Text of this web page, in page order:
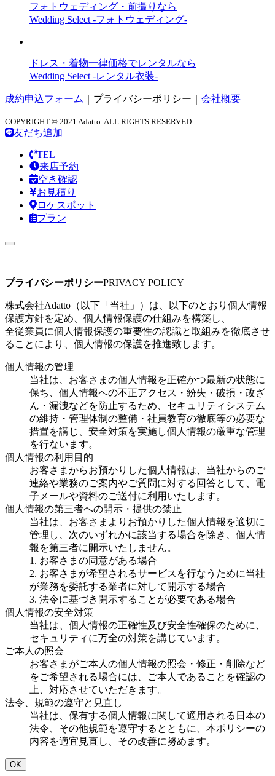
フォトウェディング・前撮りなら
Wedding Select -フォトウェディング-
ドレス・着物一律価格でレンタルなら
Wedding Select -レンタル衣装-
成約申込フォーム プライバシーポリシー 会社概要
COPYRIGHT © 2021 Adatto. ALL RIGHTS RESERVED.
友だち追加
TEL
来店予約
空き確認
お見積り
ロケスポット
プラン
プライバシーポリシーPRIVACY POLICY
株式会社Adatto（以下「当社」）は、以下のとおり個人情報
保護方針を定め、個人情報保護の仕組みを構築し、
全従業員に個人情報保護の重要性の認識と取組みを徹底させ
ることにより、個人情報の保護を推進致します。
個人情報の管理
当社は、お客さまの個人情報を正確かつ最新の状態に
保ち、個人情報への不正アクセス・紛失・破損・改ざ
ん・漏洩などを防止するため、セキュリティシステム
の維持・管理体制の整備・社員教育の徹底等の必要な
措置を講じ、安全対策を実施し個人情報の厳重な管理
を行ないます。
個人情報の利用目的
お客さまからお預かりした個人情報は、当社からのご
連絡や業務のご案内やご質問に対する回答として、電
子メールや資料のご送付に利用いたします。
個人情報の第三者への開示・提供の禁止
当社は、お客さまよりお預かりした個人情報を適切に
管理し、次のいずれかに該当する場合を除き、個人情
報を第三者に開示いたしません。
1. お客さまの同意がある場合
2. お客さまが希望されるサービスを行なうために当社
が業務を委託する業者に対して開示する場合
3. 法令に基づき開示することが必要である場合
個人情報の安全対策
当社は、個人情報の正確性及び安全性確保のために、
セキュリティに万全の対策を講じています。
ご本人の照会
お客さまがご本人の個人情報の照会・修正・削除など
をご希望される場合には、ご本人であることを確認の
上、対応させていただきます。
法令、規範の遵守と見直し
当社は、保有する個人情報に関して適用される日本の
法令、その他規範を遵守するとともに、本ポリシーの
内容を適宜見直し、その改善に努めます。
OK